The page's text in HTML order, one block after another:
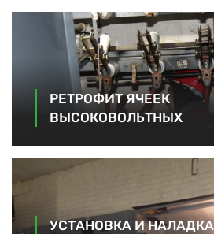
РЕТРОФИТ ЯЧЕЕК
ВЫСОКОВОЛЬТНЫХ
УСТАНОВКА И НАЛАДКА